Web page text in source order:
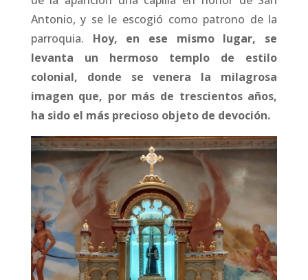
Antonio, y se le escogió como patrono de la
parroquia. Hoy, en ese mismo lugar, se
levanta un hermoso templo de estilo
colonial, donde se venera la milagrosa
imagen que, por más de trescientos años,
ha sido el más precioso objeto de devoción.